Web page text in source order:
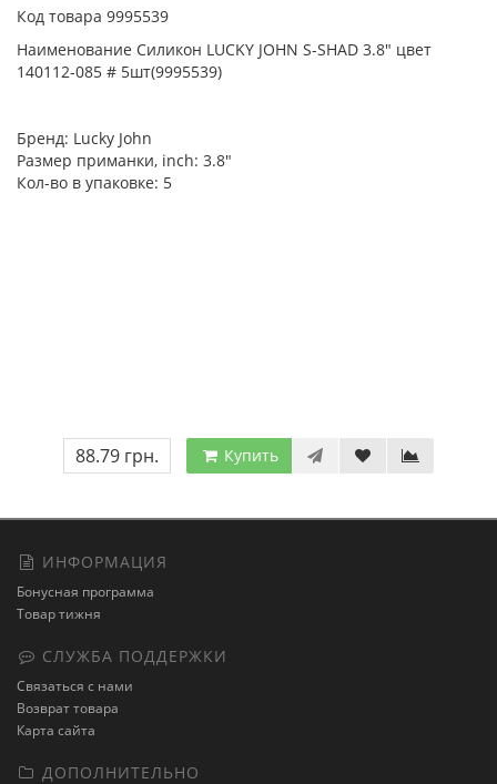
Код товара 9995539
Наименование Силикон LUCKY JOHN S-SHAD 3.8" цвет
140112-085 # 5шт(9995539)
Бренд: Lucky John
Размер приманки, inch: 3.8"
Кол-во в упаковке: 5
88.79 грн. Купить
ИНФОРМАЦИЯ
Бонусная программа
Товар тижня
СЛУЖБА ПОДДЕРЖКИ
Связаться с нами
Возврат товара
Карта сайта
ДОПОЛНИТЕЛЬНО